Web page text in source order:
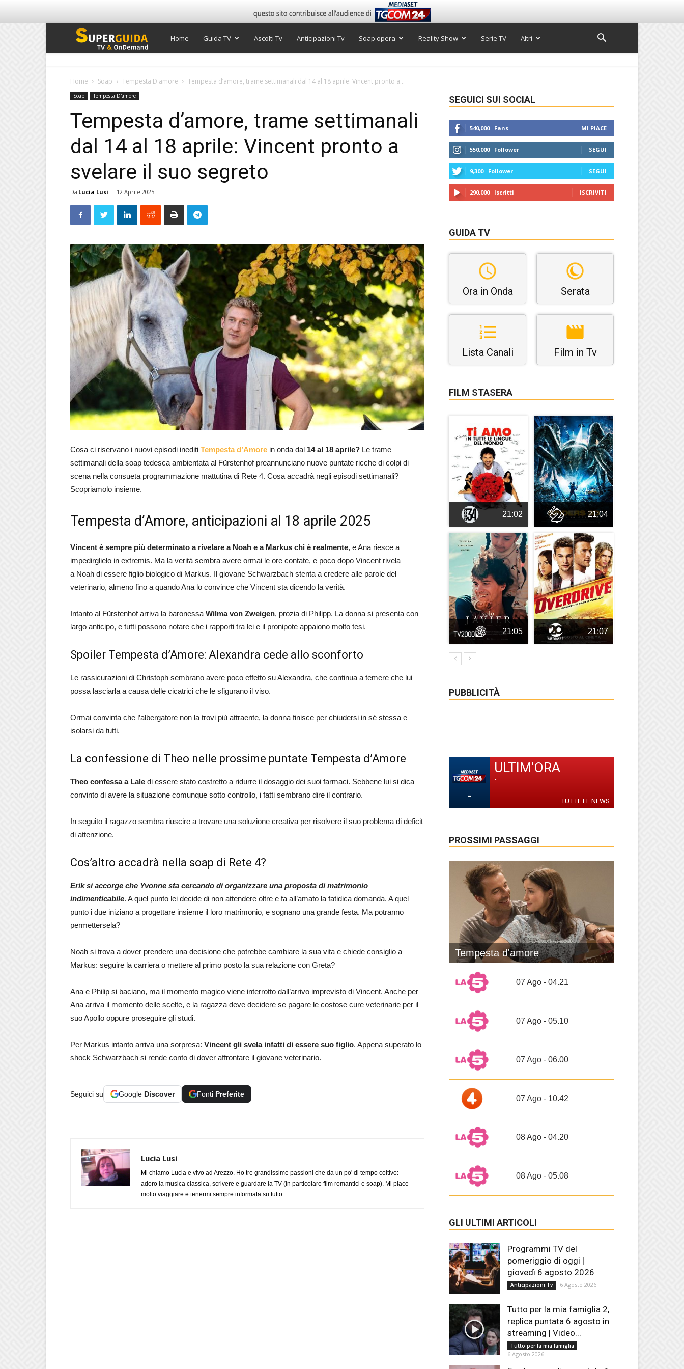
Super
Home Guida TV Ascolti Tv Anticipazioni Tv Soap opera Reality Show Serie TV Altri
Home Soap Tempesta D'amore Tempesta d’amore, trame settimanali dal 14 al 18 aprile: Vincent pronto a...
Soap Tempesta D'amore
Tempesta d’amore, trame settimanali
dal 14 al 18 aprile: Vincent pronto a
svelare il suo segreto
Da Lucia Lusi - 12 Aprile 2025
Cosa ci riservano i nuovi episodi inediti Tempesta d’Amore in onda dal 14 al 18 aprile? Le trame
settimanali della soap tedesca ambientata al Fürstenhof preannunciano nuove puntate ricche di colpi di
scena nella consueta programmazione mattutina di Rete 4. Cosa accadrà negli episodi settimanali?
Scopriamolo insieme.
Tempesta d’Amore, anticipazioni al 18 aprile 2025
Vincent è sempre più determinato a rivelare a Noah e a Markus chi è realmente, e Ana riesce a
impedirglielo in extremis. Ma la verità sembra avere ormai le ore contate, e poco dopo Vincent rivela
a Noah di essere figlio biologico di Markus. Il giovane Schwarzbach stenta a credere alle parole del
veterinario, almeno fino a quando Ana lo convince che Vincent sta dicendo la verità.
Intanto al Fürstenhof arriva la baronessa Wilma von Zweigen, prozia di Philipp. La donna si presenta con
largo anticipo, e tutti possono notare che i rapporti tra lei e il pronipote appaiono molto tesi.
Spoiler Tempesta d’Amore: Alexandra cede allo sconforto
Le rassicurazioni di Christoph sembrano avere poco effetto su Alexandra, che continua a temere che lui
possa lasciarla a causa delle cicatrici che le sfigurano il viso.
Ormai convinta che l’albergatore non la trovi più attraente, la donna finisce per chiudersi in sé stessa e
isolarsi da tutti.
La confessione di Theo nelle prossime puntate Tempesta d’Amore
Theo confessa a Lale di essere stato costretto a ridurre il dosaggio dei suoi farmaci. Sebbene lui si dica
convinto di avere la situazione comunque sotto controllo, i fatti sembrano dire il contrario.
In seguito il ragazzo sembra riuscire a trovare una soluzione creativa per risolvere il suo problema di deficit
di attenzione.
Cos’altro accadrà nella soap di Rete 4?
Erik si accorge che Yvonne sta cercando di organizzare una proposta di matrimonio
indimenticabile. A quel punto lei decide di non attendere oltre e fa all’amato la fatidica domanda. A quel
punto i due iniziano a progettare insieme il loro matrimonio, e sognano una grande festa. Ma potranno
permettersela?
Noah si trova a dover prendere una decisione che potrebbe cambiare la sua vita e chiede consiglio a
Markus: seguire la carriera o mettere al primo posto la sua relazione con Greta?
Ana e Philip si baciano, ma il momento magico viene interrotto dall’arrivo imprevisto di Vincent. Anche per
Ana arriva il momento delle scelte, e la ragazza deve decidere se pagare le costose cure veterinarie per il
suo Apollo oppure proseguire gli studi.
Per Markus intanto arriva una sorpresa: Vincent gli svela infatti di essere suo figlio. Appena superato lo
shock Schwarzbach si rende conto di dover affrontare il giovane veterinario.
Seguici su Google Discover Fonti Preferite
Lucia Lusi
Mi chiamo Lucia e vivo ad Arezzo. Ho tre grandissime passioni che da un po' di tempo coltivo:
adoro la musica classica, scrivere e guardare la TV (in particolare film romantici e soap). Mi piace
molto viaggiare e tenermi sempre informata su tutto.
SEGUICI SUI SOCIAL
540,000 Fans MI PIACE
550,000 Follower SEGUI
9,300 Follower SEGUI
290,000 Iscritti ISCRIVITI
GUIDA TV
Ora in Onda Serata
Lista Canali Film in Tv
FILM STASERA
21:02 21:04
21:05 21:07
PUBBLICITÀ
-
ULTIM'ORA
-
TUTTE LE NEWS
PROSSIMI PASSAGGI
Tempesta d'amore
07 Ago - 04.21
07 Ago - 05.10
07 Ago - 06.00
07 Ago - 10.42
08 Ago - 04.20
08 Ago - 05.08
GLI ULTIMI ARTICOLI
Programmi TV del
pomeriggio di oggi |
giovedì 6 agosto 2026
Anticipazioni Tv 6 Agosto 2026
Tutto per la mia famiglia 2,
replica puntata 6 agosto in
streaming | Video...
Tutto per la mia famiglia
6 Agosto 2026